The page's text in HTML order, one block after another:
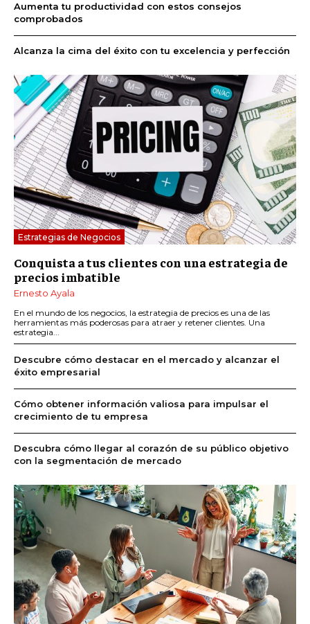
Aumenta tu productividad con estos consejos
comprobados
Alcanza la cima del éxito con tu excelencia y perfección
Estrategias de Negocios
Conquista a tus clientes con una estrategia de
precios imbatible
Ernesto Ayala
En el mundo de los negocios, la estrategia de precios es una de las
herramientas más poderosas para atraer y retener clientes. Una
estrategia...
Descubre cómo destacar en el mercado y alcanzar el
éxito empresarial
Cómo obtener información valiosa para impulsar el
crecimiento de tu empresa
Descubra cómo llegar al corazón de su público objetivo
con la segmentación de mercado